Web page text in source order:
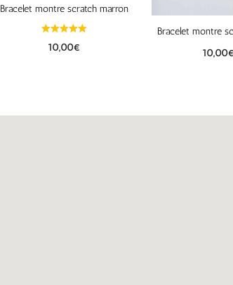
Bracelet montre scratch marron
10,00€
Bracelet montre
10,00€